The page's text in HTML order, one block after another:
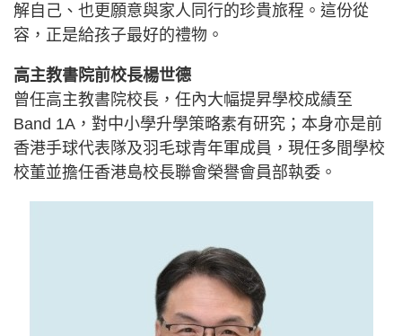
解自己、也更願意與家人同行的珍貴旅程。這份從
容，正是給孩子最好的禮物。
高主教書院前校長楊世德
曾任高主教書院校長，任內大幅提昇學校成績至
Band 1A，對中小學升學策略素有研究；本身亦是前
香港手球代表隊及羽毛球青年軍成員，現任多間學校
校董並擔任香港島校長聯會榮譽會員部執委。